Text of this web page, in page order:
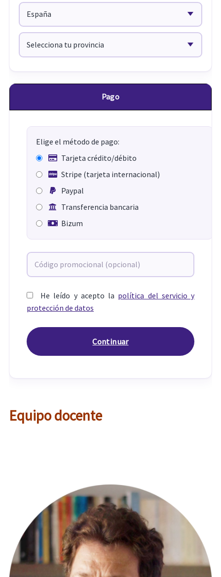
Pago
Elige el método de pago:
Tarjeta crédito/débito
Stripe (tarjeta internacional)
Paypal
Transferencia bancaria
Bizum
He leído y acepto la política del servicio y
protección de datos
Equipo docente